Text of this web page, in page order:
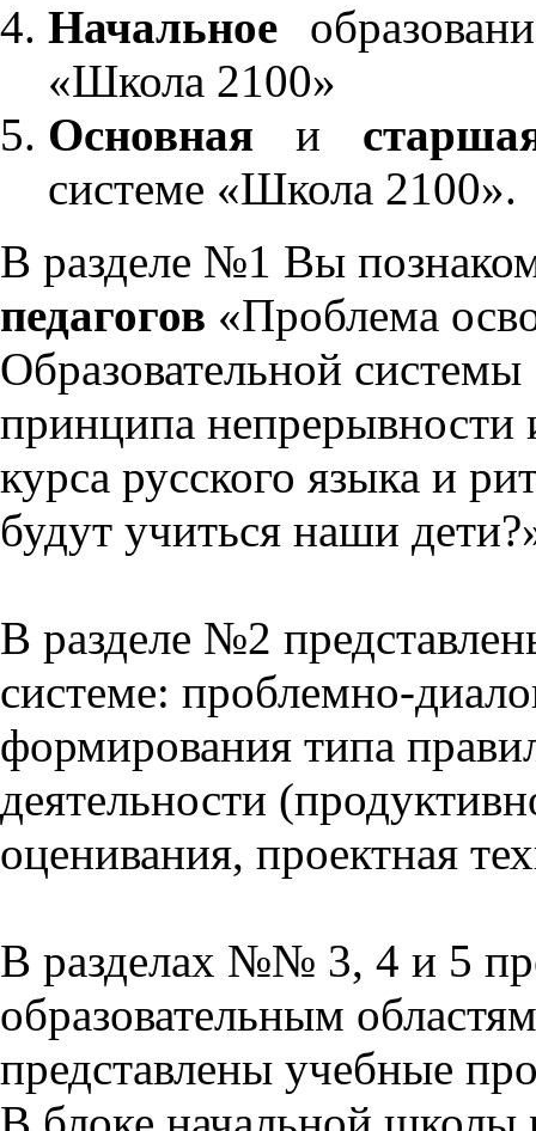
Начальное
«Школа 2100»
Основнаяи
системе «Школа 2100».
В разделе №1 Вы
педагогов «Проблема
Образовательной
принципа непрерывности
курса русского языка и
будут учиться наши
В разделе №2
системе: проблемно-
формирования типа
деятельности
оценивания, проектная
В разделах №№ 3, 4 и 5
образовательным
представлены учебные